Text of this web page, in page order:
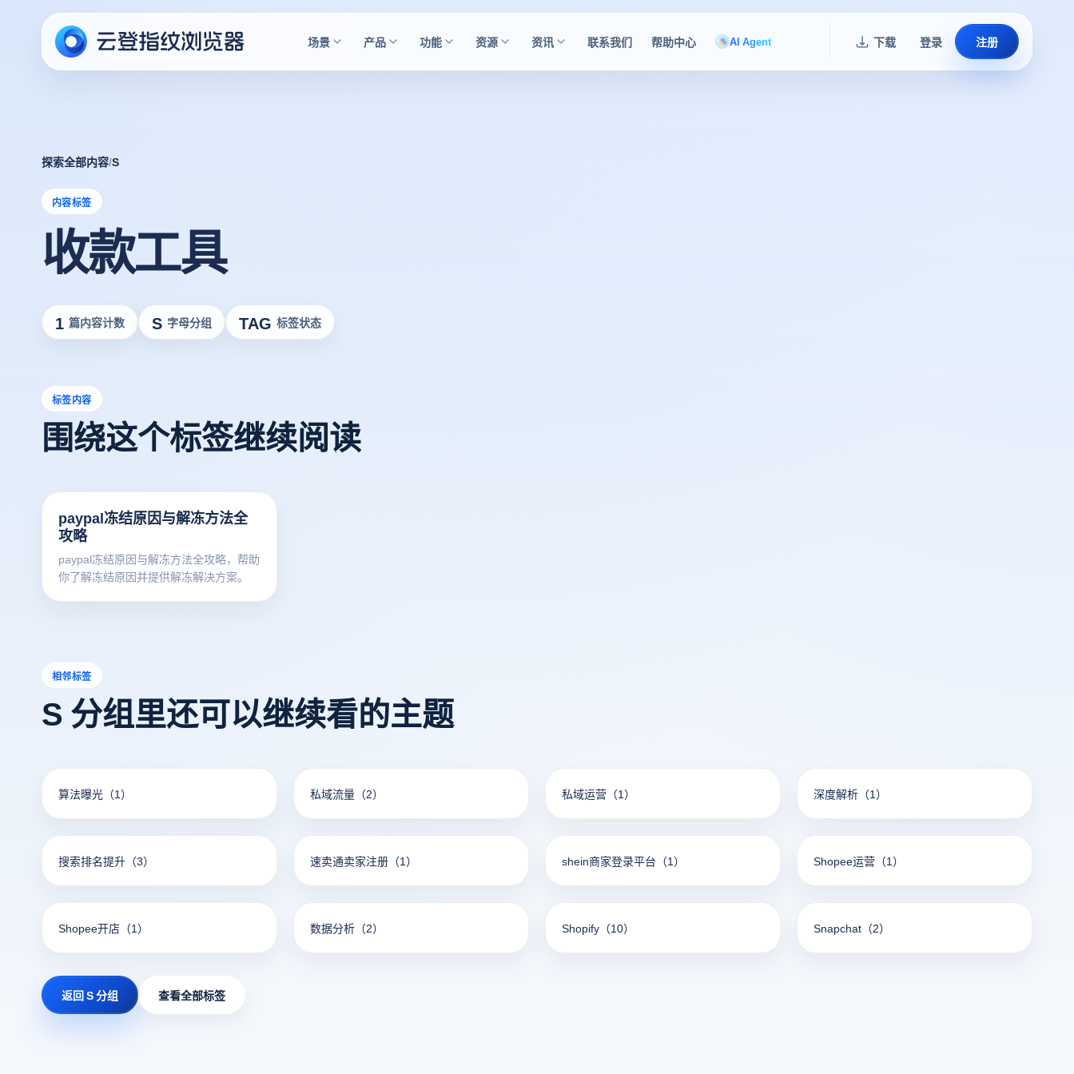
场景 产品 功能 资源 资讯 联系我们 帮助中心 AI Agent 下载 登录 注册
探索全部内容/S
内容标签
收款工具
1 篇内容计数 S 字母分组 TAG 标签状态
标签内容
围绕这个标签继续阅读
paypal冻结原因与解冻方法全
攻略
paypal冻结原因与解冻方法全攻略，帮助
你了解冻结原因并提供解冻解决方案。
相邻标签
S 分组里还可以继续看的主题
算法曝光 （1） 私域流量 （2） 私域运营 （1） 深度解析 （1）
搜索排名提升 （3） 速卖通卖家注册 （1） shein商家登录平台 （1） Shopee运营 （1）
Shopee开店 （1） 数据分析 （2） Shopify （10） Snapchat （2）
返回 S 分组 查看全部标签